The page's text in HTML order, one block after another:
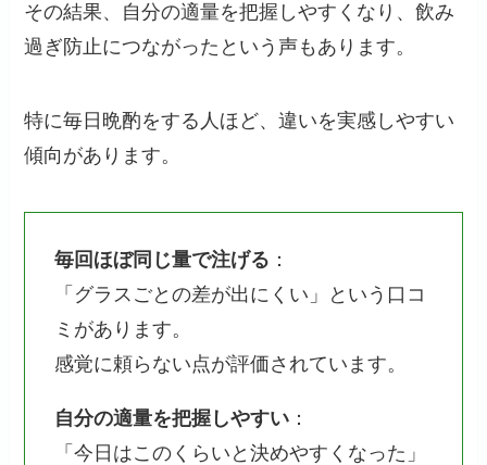
その結果、自分の適量を把握しやすくなり、飲み
過ぎ防止につながったという声もあります。
特に毎日晩酌をする人ほど、違いを実感しやすい
傾向があります。
毎回ほぼ同じ量で注げる ：
「グラスごとの差が出にくい」という口コ
ミがあります。
感覚に頼らない点が評価されています。
自分の適量を把握しやすい ：
「今日はこのくらいと決めやすくなった」